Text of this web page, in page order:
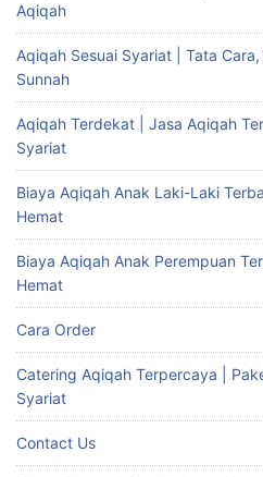
Aqiqah
Aqiqah Sesuai Syariat | Tata
Sunnah
Aqiqah Terdekat | Jasa Aqiqah
Syariat
Biaya Aqiqah Anak Laki-Laki
Hemat
Biaya Aqiqah Anak Perempuan
Hemat
Cara Order
Catering Aqiqah Terpercaya |
Syariat
Contact Us